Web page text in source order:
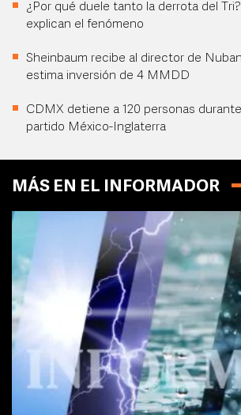
¿Por qué duele tanto la derrota del
explican el fenómeno
Sheinbaum recibe al director de
estima inversión de 4 MMDD
CDMX detiene a 120 personas
partido México-Inglaterra
MÁS EN EL INFORMADOR